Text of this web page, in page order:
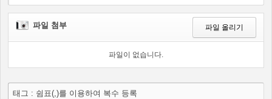
파일 첨부 파일 올리기
파일이 없습니다.
태그 : 쉼표(,)를 이용하여 복수 등록